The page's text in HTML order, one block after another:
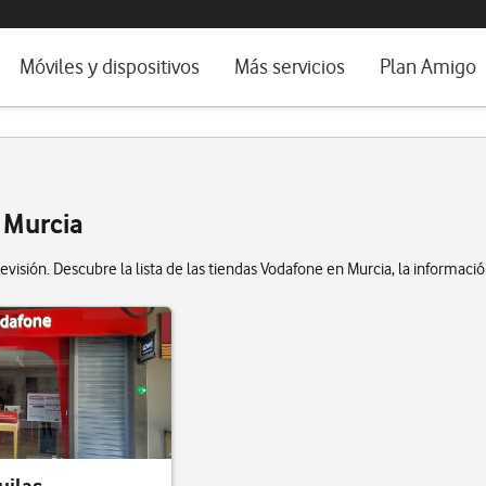
e idioma
Móviles y dispositivos
Ver todos
Más servicios Plan Amigo
Descubre la lista de las tiendas Vodafone en Murcia, la